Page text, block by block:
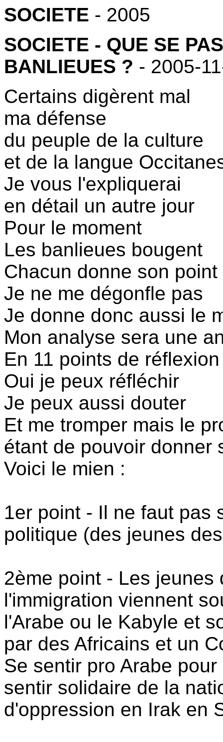
SOCIETE - 2005
SOCIETE - QUE SE
BANLIEUES ? - 2005-
Certains digèrent mal
ma défense
du peuple de la culture
et de la langue
Je vous l'expliquerai
en détail un autre jour
Pour le moment
Les banlieues bougent
Chacun donne son
Je ne me dégonfle pas
Je donne donc aussi le
Mon analyse sera une
En 11 points de réflexion
Oui je peux réfléchir
Je peux aussi douter
Et me tromper mais le
étant de pouvoir donner
Voici le mien :
1er point - Il ne faut pas
politique (des jeunes
2ème point - Les
l'immigration viennent
l'Arabe ou le Kabyle et
par des Africains et un
Se sentir pro Arabe
sentir solidaire de la
d'oppression en Irak en